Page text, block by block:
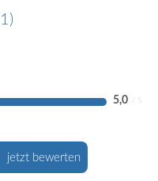
1
5,0
jetzt bewerten